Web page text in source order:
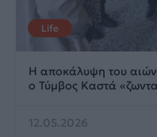
Life
Η αποκάλυψη του
ο Τύμβος Καστά
12.05.2026